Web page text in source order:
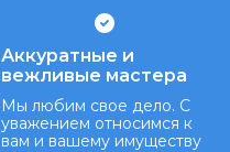
Аккуратные и
вежливые мастера
Мы любим свое дело. С
уважением относимся к
вам и вашему имуществу